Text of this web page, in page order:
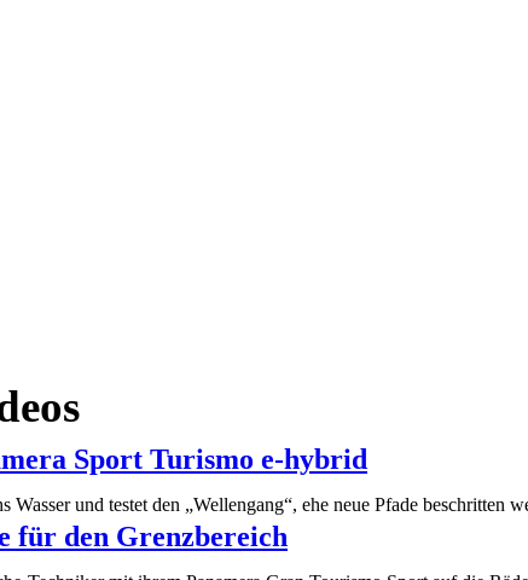
Sport Turismo e-hybrid
und testet den „Wellengang“, ehe neue Pfade beschritten
für den Grenzbereich